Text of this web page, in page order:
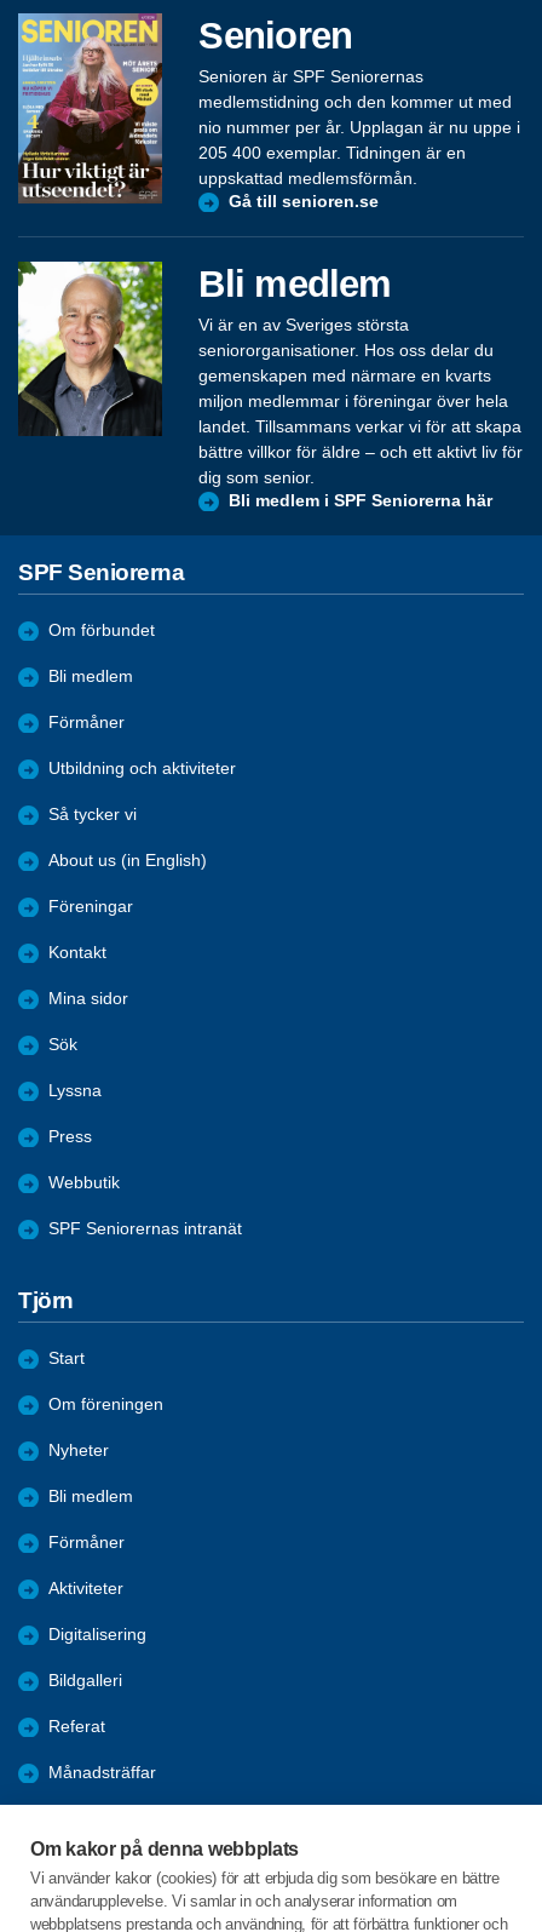
Om kakor på denna webbplats
Vi använder kakor (cookies) för att erbjuda dig som besökare en bättre
användarupplevelse. Vi samlar in och analyserar information om
webbplatsens prestanda och användning, för att förbättra funktioner och
Senioren
Senioren är SPF Seniorernas
medlemstidning och den kommer ut med
nio nummer per år. Upplagan är nu uppe i
205 400 exemplar. Tidningen är en
uppskattad medlemsförmån.
Gå till senioren.se
Bli medlem
Vi är en av Sveriges största
seniororganisationer. Hos oss delar du
gemenskapen med närmare en kvarts
miljon medlemmar i föreningar över hela
landet. Tillsammans verkar vi för att skapa
bättre villkor för äldre – och ett aktivt liv för
dig som senior.
Bli medlem i SPF Seniorerna här
SPF Seniorerna
Om förbundet
Bli medlem
Förmåner
Utbildning och aktiviteter
Så tycker vi
About us (in English)
Föreningar
Kontakt
Mina sidor
Sök
Lyssna
Press
Webbutik
SPF Seniorernas intranät
Tjörn
Start
Om föreningen
Nyheter
Bli medlem
Förmåner
Aktiviteter
Digitalisering
Bildgalleri
Referat
Månadsträffar
Seniorpodden